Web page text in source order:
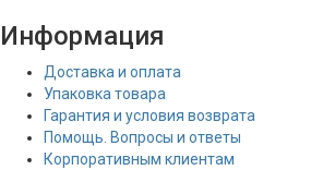
Информация
Доставка и оплата
Упаковка товара
Гарантия и условия возврата
Помощь. Вопросы и ответы
Корпоративным клиентам